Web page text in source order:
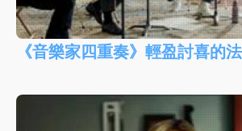
《音樂家四重奏》輕盈討喜的